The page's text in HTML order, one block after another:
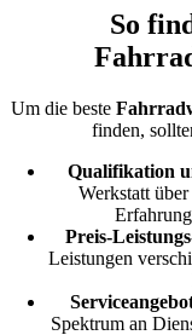
So
Um die beste
finden,
Qualifikation
Werkstatt
Preis-
Leistungen
Spektrum an